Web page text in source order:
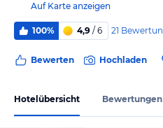
Auf Karte anzeigen
100% 4,9 / 6 21
Bewerten Hochladen
Hotelübersicht Bewertungen